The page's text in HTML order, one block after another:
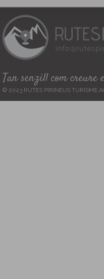
Tan senzill com creure
© 2023 RUTES PIRINEUS TURISME